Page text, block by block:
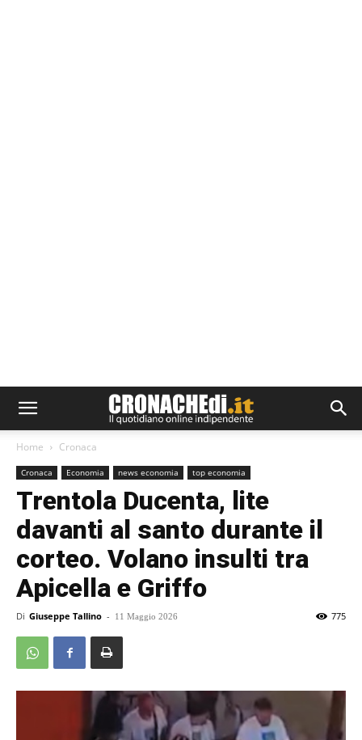
Home Cronaca
Cronaca Economia news economia top economia
Trentola Ducenta, lite
davanti al santo durante il
corteo. Volano insulti tra
Apicella e Griffo
Di Giuseppe Tallino - 11 Maggio 2026 775